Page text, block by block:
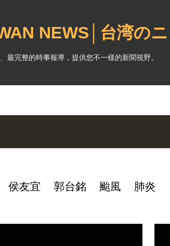
NEWS│台湾の
最完整的時事報導，提供您不一樣的新聞視野。
侯友宜 郭台銘 颱風 肺炎